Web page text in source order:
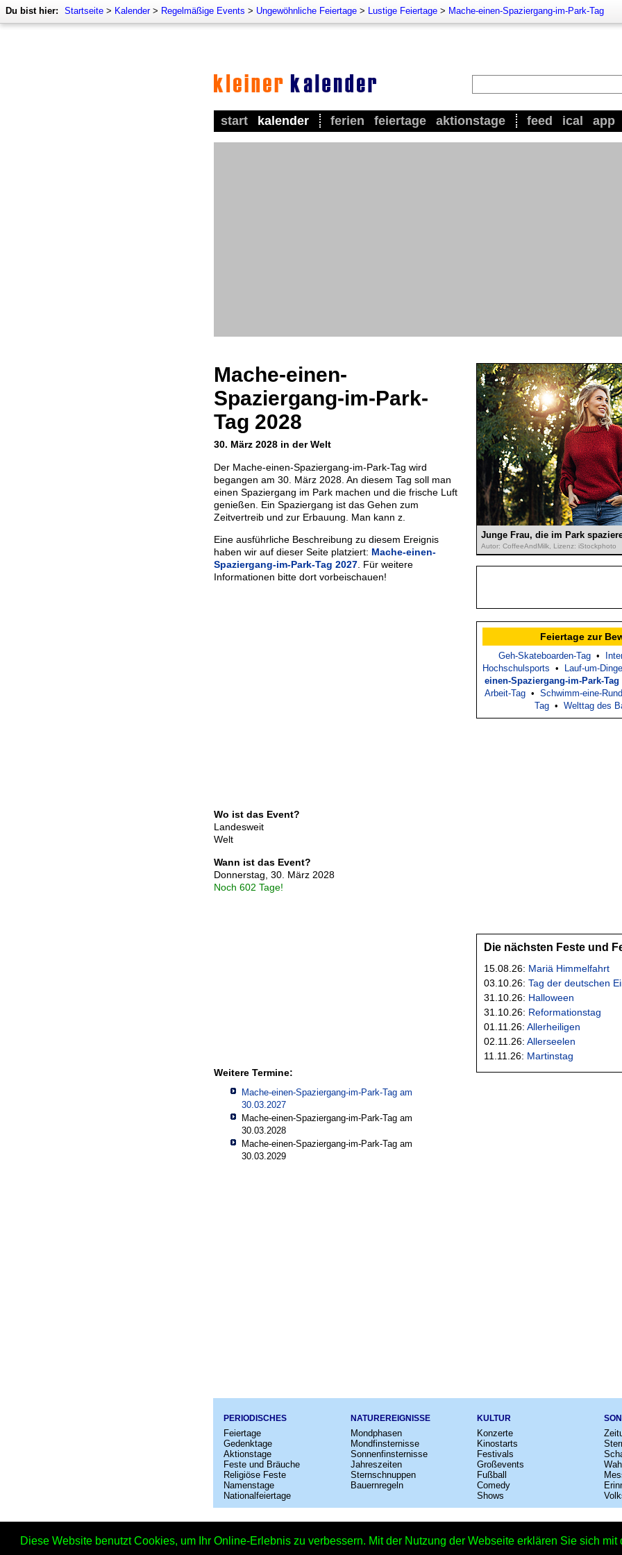
Diese Website benutzt Cookies, um Ihr Online-Erlebnis zu verbessern. Mit der Nutzung der Webseite erklären Sie sich
Du bist hier: Startseite > Kalender> Regelmäßige Events > Ungewöhnliche Feiertage > Lustige Feiertage > Mache-einen-Spaziergang-im-Park-Tag
start kalender ferien feiertage aktionstage feed ical app
Mache-einen-
Spaziergang-im-Park-
Tag 2028
30. März 2028 in der Welt
Junge Frau, die im Park
Autor: CoffeeAndMilk, Lizenz: iStockphoto
Der Mache-einen-Spaziergang-im-Park-Tag wird
begangen am 30. März 2028. An diesem Tag soll man
einen Spaziergang im Park machen und die frische Luft
genießen. Ein Spaziergang ist das Gehen zum
Zeitvertreib und zur Erbauung. Man kann z.
Eine ausführliche Beschreibung zu diesem Ereignis
haben wir auf dieser Seite platziert: Mache-einen-
Spaziergang-im-Park-Tag 2027 . Für weitere
Informationen bitte dort vorbeischauen!
Wo ist das Event?
Landesweit
Welt
Wann ist das Event?
Donnerstag, 30. März 2028
Noch 602 Tage!
Weitere Termine:
Mache-einen-Spaziergang-im-Park-Tag am
30.03.2027
Mache-einen-Spaziergang-im-Park-Tag am
30.03.2028
Mache-einen-Spaziergang-im-Park-Tag am
30.03.2029
Feiertage zur
Geh-Skateboarden-Tag •
Hochschulsports • Lauf-um-
einen-Spaziergang-im-Park-Tag
Arbeit-Tag• Schwimm-eine-
Tag• Welttag des
Die nächsten Feste und
15.08.26: Mariä Himmelfahrt
03.10.26: Tag der deutschen
31.10.26: Halloween
31.10.26: Reformationstag
01.11.26: Allerheiligen
02.11.26: Allerseelen
11.11.26: Martinstag
PERIODISCHES
Feiertage
Gedenktage
Aktionstage
Feste und Bräuche
Religiöse Feste
Namenstage
Nationalfeiertage
NATUREREIGNISSE
Mondphasen
Mondfinsternisse
Sonnenfinsternisse
Jahreszeiten
Sternschnuppen
Bauernregeln
KULTUR
Konzerte
Kinostarts
Festivals
Großevents
Fußball
Comedy
Shows
Mache-einen-Spaziergang-im-Park-Tag 2028 - 30.03.2028 – Copyright © 2026 Kleiner